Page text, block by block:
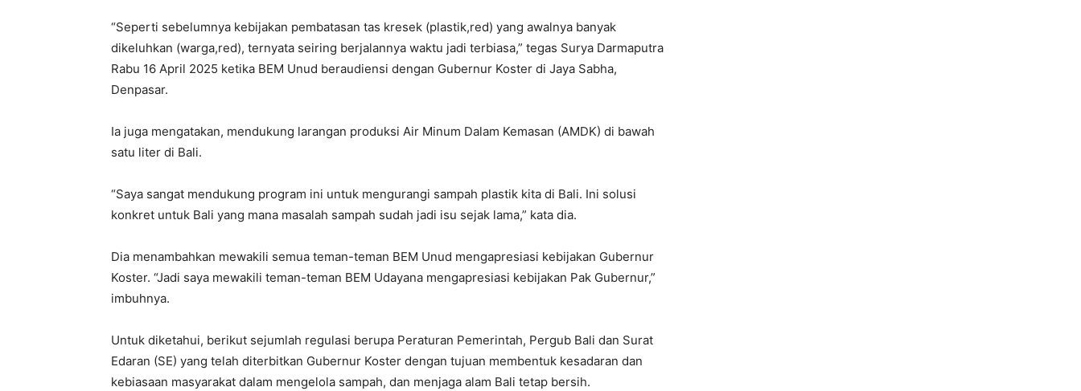
“Seperti sebelumnya kebijakan pembatasan tas kresek (plastik,red) yang awalnya banyak
dikeluhkan (warga,red), ternyata seiring berjalannya waktu jadi terbiasa,” tegas Surya Darmaputra
Rabu 16 April 2025 ketika BEM Unud beraudiensi dengan Gubernur Koster di Jaya Sabha,
Denpasar.
Ia juga mengatakan, mendukung larangan produksi Air Minum Dalam Kemasan (AMDK) di bawah
satu liter di Bali.
“Saya sangat mendukung program ini untuk mengurangi sampah plastik kita di Bali. Ini solusi
konkret untuk Bali yang mana masalah sampah sudah jadi isu sejak lama,” kata dia.
Dia menambahkan mewakili semua teman-teman BEM Unud mengapresiasi kebijakan Gubernur
Koster. “Jadi saya mewakili teman-teman BEM Udayana mengapresiasi kebijakan Pak Gubernur,”
imbuhnya.
Untuk diketahui, berikut sejumlah regulasi berupa Peraturan Pemerintah, Pergub Bali dan Surat
Edaran (SE) yang telah diterbitkan Gubernur Koster dengan tujuan membentuk kesadaran dan
kebiasaan masyarakat dalam mengelola sampah, dan menjaga alam Bali tetap bersih.